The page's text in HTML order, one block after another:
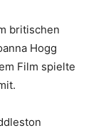
britischen
Hogg
Film spielte